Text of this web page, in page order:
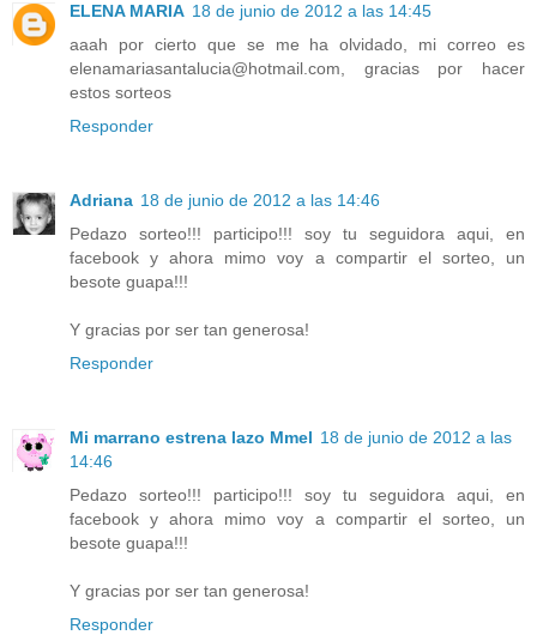
ELENA MARIA 18 de junio de 2012 a las 14:45
aaah por cierto que se me ha olvidado, mi correo es
elenamariasantalucia@hotmail.com, gracias por hacer
estos sorteos
Responder
Adriana 18 de junio de 2012 a las 14:46
Pedazo sorteo!!! participo!!! soy tu seguidora aqui, en
facebook y ahora mimo voy a compartir el sorteo, un
besote guapa!!!
Y gracias por ser tan generosa!
Responder
Mi marrano estrena lazo Mmel 18 de junio de 2012 a las
14:46
Pedazo sorteo!!! participo!!! soy tu seguidora aqui, en
facebook y ahora mimo voy a compartir el sorteo, un
besote guapa!!!
Y gracias por ser tan generosa!
Responder